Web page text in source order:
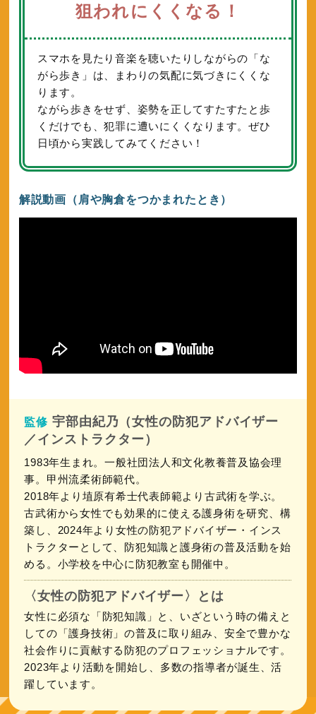
狙われにくくなる！
スマホを見たり音楽を聴いたりしながらの「な
がら歩き」は、まわりの気配に気づきにくくな
ります。
ながら歩きをせず、姿勢を正してすたすたと歩
くだけでも、犯罪に遭いにくくなります。ぜひ
日頃から実践してみてください！
解説動画（肩や胸倉をつかまれたとき）
監修 宇部由紀乃（女性の防犯アドバイザー
／インストラクター）
1983年生まれ。一般社団法人和文化教養普及協会理
事。甲州流柔術師範代。
2018年より埴原有希士代表師範より古武術を学ぶ。
古武術から女性でも効果的に使える護身術を研究、構
築し、2024年より女性の防犯アドバイザー・インス
トラクターとして、防犯知識と護身術の普及活動を始
める。小学校を中心に防犯教室も開催中。
〈女性の防犯アドバイザー〉とは
女性に必須な「防犯知識」と、いざという時の備えと
しての「護身技術」の普及に取り組み、安全で豊かな
社会作りに貢献する防犯のプロフェッショナルです。
2023年より活動を開始し、多数の指導者が誕生、活
躍しています。